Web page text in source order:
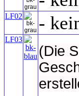
LF02 -
LF03
(Die